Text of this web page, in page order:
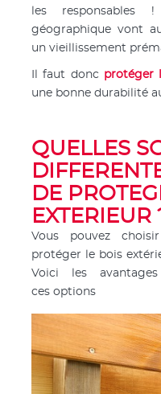
les responsables
géographique vont
un vieillissement
Il faut donc protéger
une bonne durabilité
QUELLES
DE
EXTERIEUR
Vous pouvez
protéger le bois
Voici les
ces options